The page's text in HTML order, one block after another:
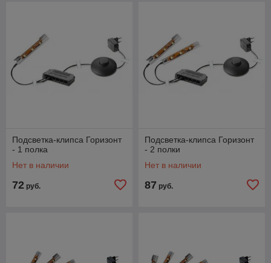
Подсветка-клипса Горизонт
- 1 полка
Нет в наличии
72 руб.
Подсветка-клипса Горизонт
- 2 полки
Нет в наличии
87 руб.